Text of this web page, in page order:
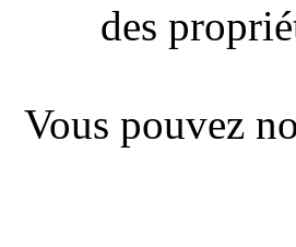
des
Vous pouvez